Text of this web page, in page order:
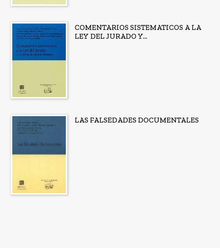
COMENTARIOS SISTEMATICOS A LA
LEY DEL JURADO Y...
LAS FALSEDADES DOCUMENTALES